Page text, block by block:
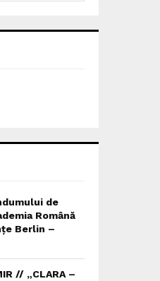
de
Română
Berlin –
// „CLARA –